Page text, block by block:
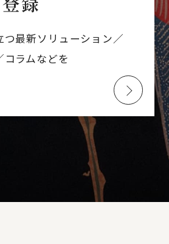
つ最新ソリューション／
ラムなどを